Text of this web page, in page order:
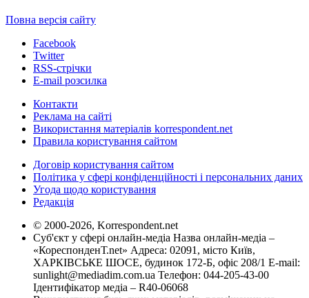
Повна версія сайту
Facebook
Twitter
RSS-стрічки
E-mail розсилка
Контакти
Реклама на сайті
Використання матеріалів korrespondent.net
Правила користування сайтом
Договір користування сайтом
Політика у сфері конфіденційності і персональних даних
Угода щодо користування
Редакція
© 2000-2026, Korrespondent.net
Суб'єкт у сфері онлайн-медіа Назва онлайн-медіа –
«КореспонденТ.net» Адреса: 02091, місто Київ,
ХАРКІВСЬКЕ ШОСЕ, будинок 172-Б, офіс 208/1 E-mail:
sunlight@mediadim.com.ua Телефон: 044-205-43-00
Ідентифікатор медіа – R40-06068